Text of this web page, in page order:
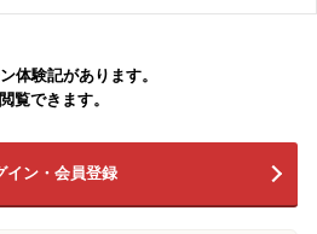
体験記があります。
覧できます。
イン・会員登録